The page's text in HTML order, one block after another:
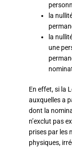
la
la
une
En effet, si la
auxquelles a
dont la
n’exclut pas
prises par les
physiques,